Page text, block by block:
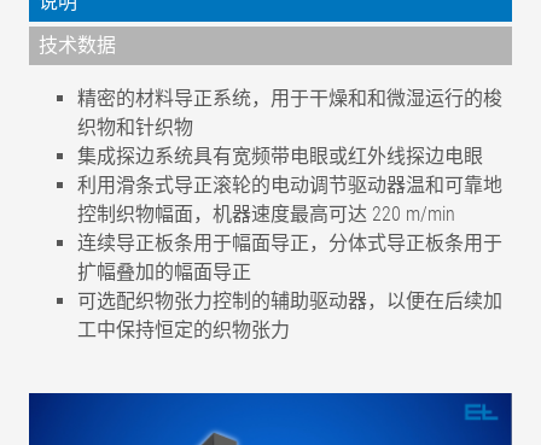
技术数据
精密的材料导正系统，用于干燥和和微湿运行的梭
织物和针织物
集成探边系统具有宽频带电眼或红外线探边电眼
利用滑条式导正滚轮的电动调节驱动器温和可靠地
控制织物幅面，机器速度最高可达 220 m/min
连续导正板条用于幅面导正，分体式导正板条用于
扩幅叠加的幅面导正
可选配织物张力控制的辅助驱动器，以便在后续加
工中保持恒定的织物张力